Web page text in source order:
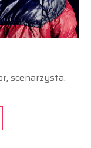
scenarzysta.